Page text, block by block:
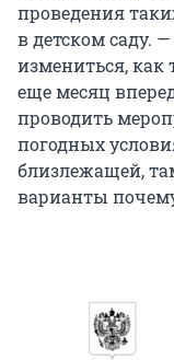
проведения
в детском саду.
измениться, как
еще месяц
проводить
погодных
близлежащей,
варианты